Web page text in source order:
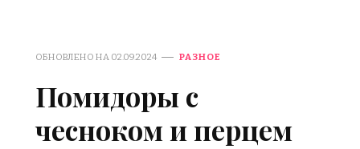
ОБНОВЛЕНО НА 02.09.2024 РАЗНОЕ
Помидоры с
чесноком и перцем